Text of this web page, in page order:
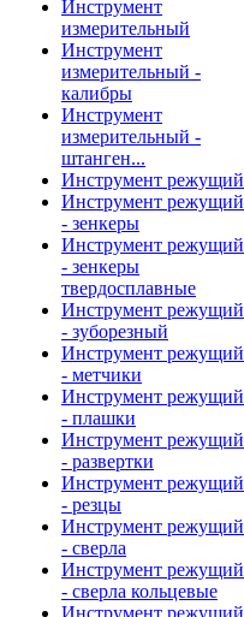
Инструмент
измерительный
Инструмент
измерительный -
калибры
Инструмент
измерительный -
штанген...
Инструмент режущий
Инструмент режущий
- зенкеры
Инструмент режущий
- зенкеры
твердосплавные
Инструмент режущий
- зуборезный
Инструмент режущий
- метчики
Инструмент режущий
- плашки
Инструмент режущий
- развертки
Инструмент режущий
- резцы
Инструмент режущий
- сверла
Инструмент режущий
- сверла кольцевые
Инструмент режущий